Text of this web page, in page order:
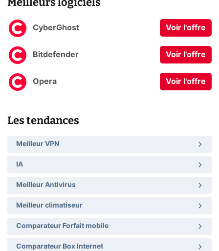
CyberGhost Voir l'offre
Bitdefender Voir l'offre
Opera Voir l'offre
Les tendances
Meilleur VPN
IA
Meilleur Antivirus
Meilleur climatiseur
Comparateur Forfait mobile
Comparateur Box Internet